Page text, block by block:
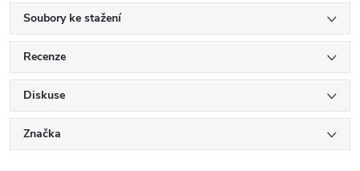
Soubory ke stažení
Recenze
Diskuse
Značka